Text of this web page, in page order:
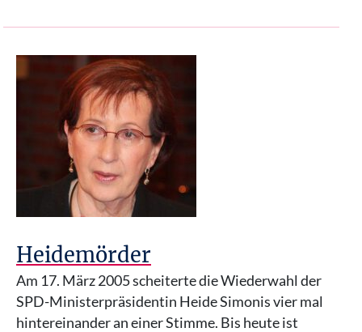
Heidemörder
Am 17. März 2005 scheiterte die Wiederwahl der
SPD-Ministerpräsidentin Heide Simonis vier mal
hintereinander an einer Stimme. Bis heute ist